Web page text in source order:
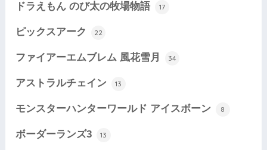
ドラえもん のび太の牧場物語 17
ピックスアーク 22
ファイアーエムブレム 風花雪月 34
アストラルチェイン 13
モンスターハンターワールド アイスボーン 8
ボーダーランズ3 13